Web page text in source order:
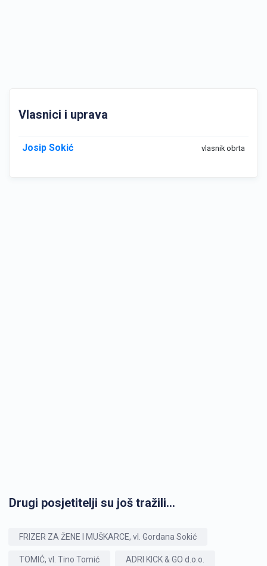
Vlasnici i uprava
Josip Sokić vlasnik obrta
Drugi posjetitelji su još tražili...
FRIZER ZA ŽENE I MUŠKARCE, vl. Gordana Sokić
TOMIĆ, vl. Tino Tomić ADRI KICK & GO d.o.o.